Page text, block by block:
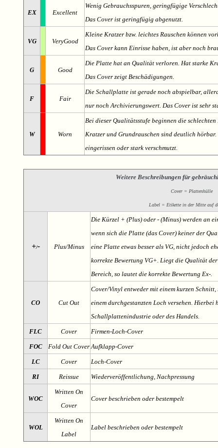
EX Excellent
Wenig Gebrauchsspuren, geringfügige
Das Cover ist geringfügig abgenutzt.
VG VeryGood
Kleine Kratzer bzw. leichtes Rauschen können
Das Cover kann Einrisse haben, ist aber noch
G Good
Die Platte hat an Qualität verloren. Hat starke
Das Cover zeigt Beschädigungen.
F Fair
Die Schallplatte ist gerade noch abspielbar,
nur noch Archivierungswert. Das Cover ist sehr
W Worn
Bei dieser Qualitätsstufe beginnen die
Kratzer und Grundrauschen sind deutlich
eingerissen oder stark verschmutzt.
Weitere Beschreibungen für
Cover = Plattenhülle
Label = Etikette in der Mitte auf
+/- Plus/Minus
Die Kürzel + (Plus) oder - (Minus) werden an
wenn sich die Platte (das Cover) keiner der
eine Platte etwas besser als VG, nicht jedoch
korrekte Bewertung VG+. Liegt die Qualität
Bereich, so lautet die korrekte Bewertung Ex-.
CO Cut Out
Cover/Vinyl entweder mit einem kurzen
einem durchgestanzten Loch versehen. Hierbei
Schallplattenindustrie oder des Handels.
FLC Cover Firmen-Loch-Cover
FOC Fold Out Cover Aufklapp-Cover
LC Cover Loch-Cover
RI Reissue Wiederveröffentlichung, Nachpressung
WOC
Written On
Cover
Cover beschrieben oder bestempelt
WOL
Written On
Label
Label beschrieben oder bestempelt